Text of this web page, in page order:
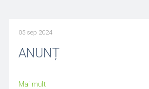
05 sep 2024
ANUNȚ
Mai mult